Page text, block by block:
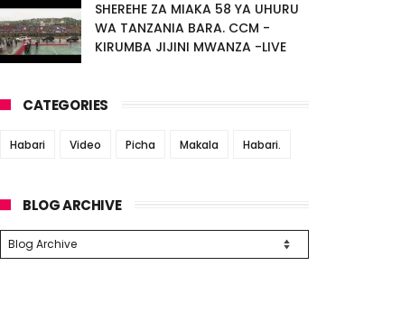
SHEREHE ZA MIAKA 58 YA UHURU
WA TANZANIA BARA. CCM -
KIRUMBA JIJINI MWANZA -LIVE
CATEGORIES
Habari Video Picha Makala Habari.
BLOG ARCHIVE